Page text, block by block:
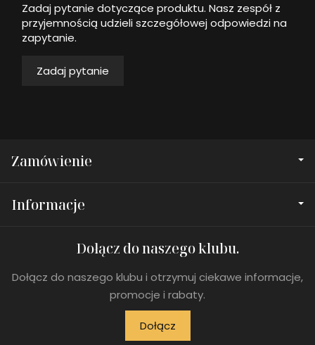
Zadaj pytanie dotyczące produktu. Nasz zespół z
przyjemnością udzieli szczegółowej odpowiedzi na
zapytanie.
Zadaj pytanie
Zamówienie
Informacje
Dołącz do naszego klubu.
Dołącz do naszego klubu i otrzymuj ciekawe informacje,
promocje i rabaty.
Dołącz